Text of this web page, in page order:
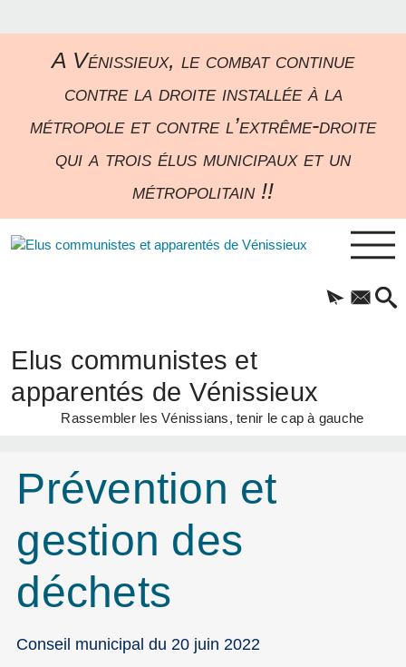
A Vénissieux, le combat continue
contre la droite installée à la
métropole et contre l’extrême-droite
qui a trois élus municipaux et un
métropolitain !!
Elus communistes et
apparentés de Vénissieux
Rassembler les Vénissians, tenir le cap à gauche
Prévention et
gestion des
déchets
Conseil municipal du 20 juin 2022